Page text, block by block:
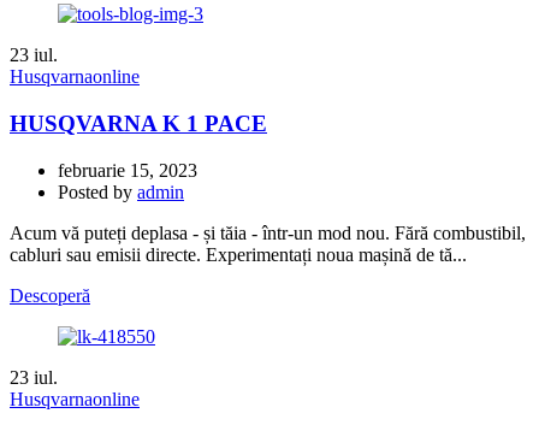
23 iul.
Husqvarnaonline
HUSQVARNA K 1 PACE
februarie 15, 2023
Posted by admin
Acum vă puteți deplasa - și tăia - într-un mod nou. Fără combustibil,
cabluri sau emisii directe. Experimentați noua mașină de tă...
Descoperă
23 iul.
Husqvarnaonline